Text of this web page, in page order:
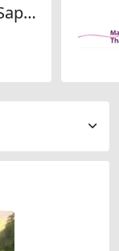
Ristorante Pizzeria Sapori